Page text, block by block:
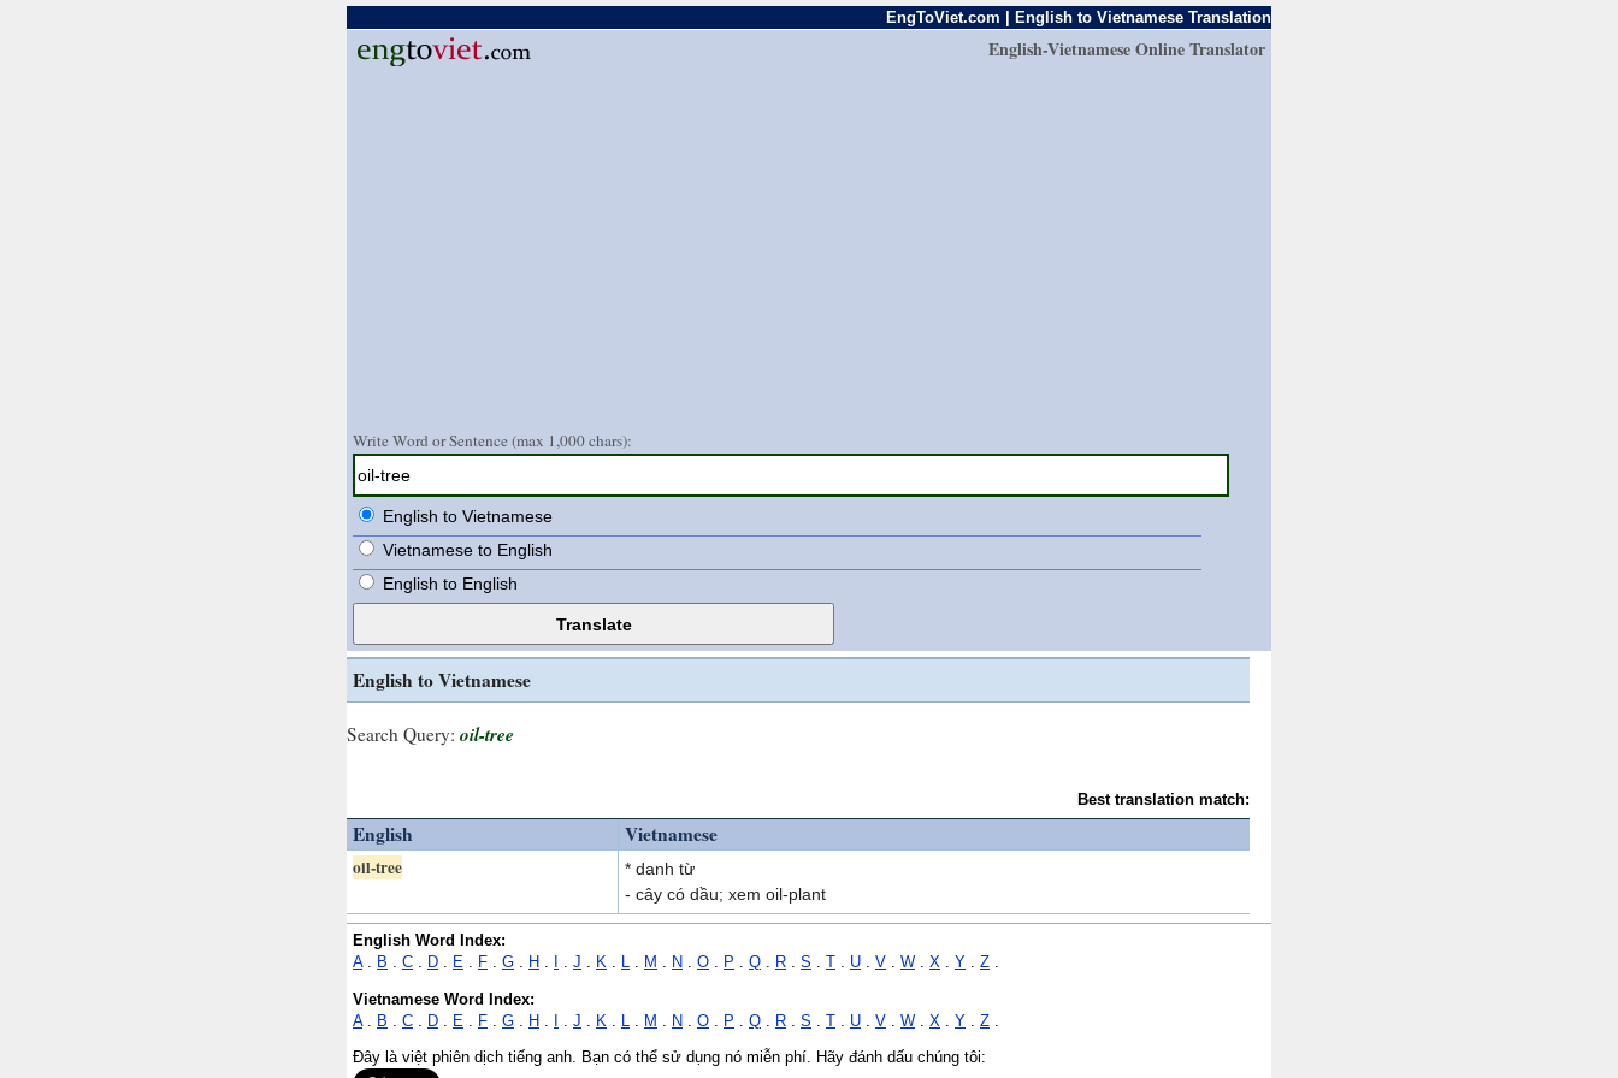
EngToViet.com | English to Vietnamese Translation
English-Vietnamese Online Translator
Write Word or Sentence (max 1,000 chars):
English to Vietnamese
Vietnamese to English
English to English
English to Vietnamese
Search Query: oil-tree
Best translation match:
English Vietnamese
oil-tree
* danh từ
- cây có dầu; xem oil-plant
English Word Index:
A. B . C . D . E . F . G . H . . J . K . L . M . N . O . P . Q . R . S . . U . V . W . X . Y . Z .
Vietnamese Word Index:
A. B C D E F G H J K M N O P Q R S T U V W X Y Z
Đây là việt phiên dịch tiếng anh. Bạn có thể sử dụng nó miễn phí. Hãy đánh dấu chúng tôi: